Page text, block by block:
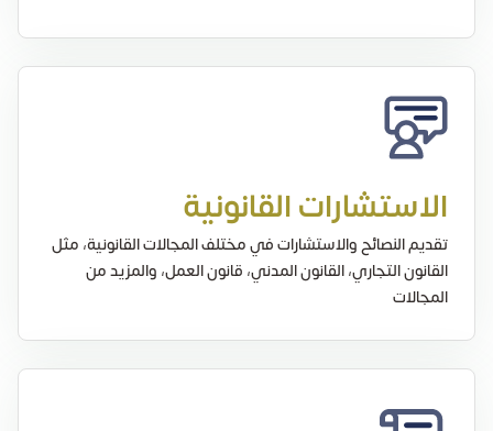
الاستشارات القانونية
تقديم النصائح والاستشارات في مختلف المجالات القانونية، مثل
القانون التجاري، القانون المدني، قانون العمل، والمزيد من
المجالات